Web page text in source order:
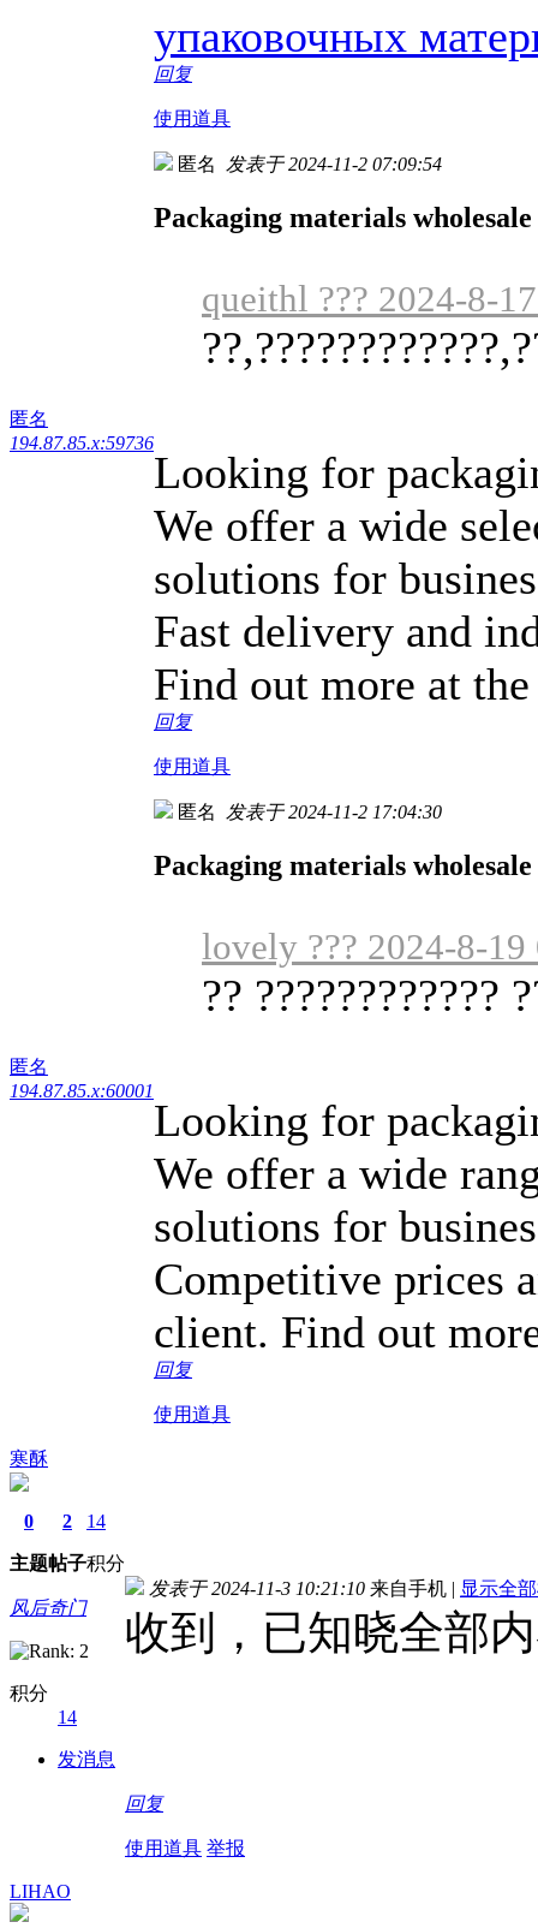
упаковочных
回复
使用道具
匿名
194.87.85.x:59736
匿名 发表于 2024-11-2 07:09:54
Packaging materials wholesale
queithl ??? 2024-8-
Looking for
We offer a wide
solutions for
Fast delivery and
Find out more at
回复
使用道具
匿名
194.87.85.x:60001
匿名 发表于 2024-11-2 17:04:30
Packaging materials wholesale
lovely ??? 2024-8-19
?? ????????????
Looking for
We offer a wide
solutions for
Competitive prices
client. Find out
回复
使用道具
寒酥
0
主题
2
帖子
14
积分
风后奇门
积分
14
发消息
发表于 2024-11-3 10:21:10 来自手机 | 显示全
收到，已知晓全部
回复
使用道具 举报
LIHAO